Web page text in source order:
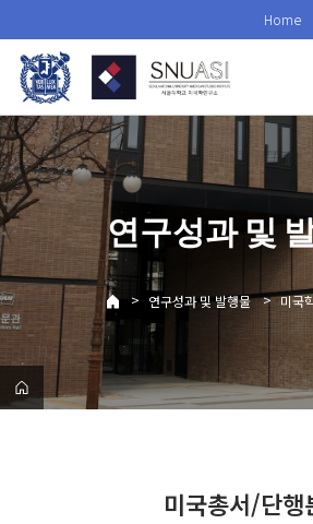
로
메
뉴
Home
연구성과 및
> 연구성과 및 발행물 > 미국
미국총서/단행